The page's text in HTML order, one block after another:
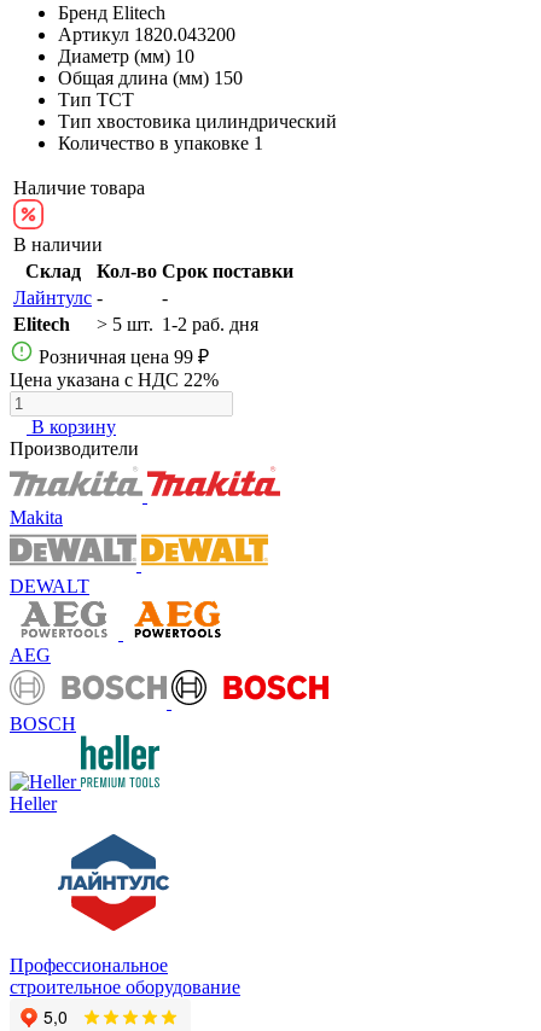
Бренд Elitech
Артикул 1820.043200
Диаметр (мм) 10
Общая длина (мм) 150
Тип ТСТ
Тип хвостовика цилиндрический
Количество в упаковке 1
Наличие товара
В наличии
Склад
Кол-во Срок поставки
Лайнтулс -
-
Elitech
> 5 шт. 1-2 раб. дня
Розничная цена 99 ₽
Цена указана с НДС 22%
В корзину
Производители
Makita
DEWALT
AEG
BOSCH
Heller
Профессиональное
строительное оборудование